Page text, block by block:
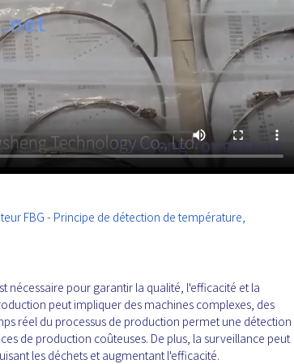
FBG - Principe de détection de température,
nécessaire pour garantir la qualité, l'efficacité et la
peut impliquer des machines complexes, des
réel du processus de production permet une détection
de production coûteuses. De plus, la surveillance peut
les déchets et augmentant l'efficacité.